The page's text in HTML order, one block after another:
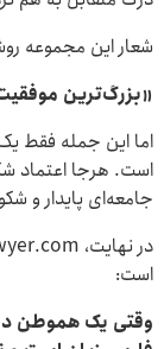
شعار این مجموعه
«بزرگ‌ترین
اما این جمله فقط
است. هرجا اعتماد
جامعه‌ای پایدار و
است:
وقتی یک هموطن